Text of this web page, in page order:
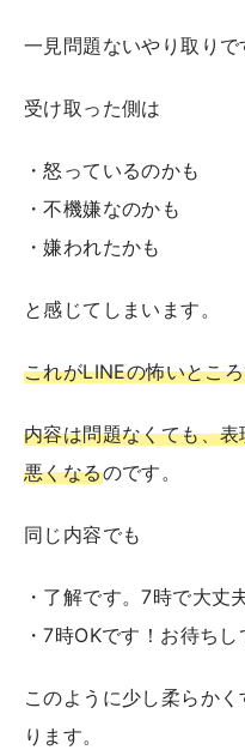
一見問題ないやり取りで
受け取った側は
・怒っているのかも
・不機嫌なのかも
・嫌われたかも
と感じてしまいます。
これがLINEの怖いとこ
内容は問題なくても、
悪くなるのです。
同じ内容でも
・了解です。7時で大丈
・7時OKです！お待ち
このように少し柔らか
ります。